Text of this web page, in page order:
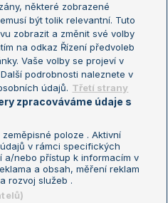
Turnaj mistryň
Nastavení soukromí
Reklama
Informace o zpracování osobních
údajů
některé zobrazené
být tolik relevantní. Tuto
zobrazit a změnit své volby
na odkaz Řízení předvoleb
Vaše volby se projeví v
podrobnosti naleznete v
údajů. Třetí strany
zpracováváme údaje s
poloze . Aktivní
v rámci specifických
a/nebo přístup k informacím v
a obsah, měření reklam
rozvoj služeb .